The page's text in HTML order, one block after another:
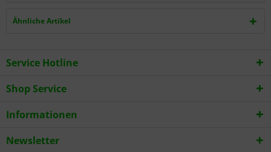
Ähnliche Artikel
Service Hotline
Shop Service
Informationen
Newsletter